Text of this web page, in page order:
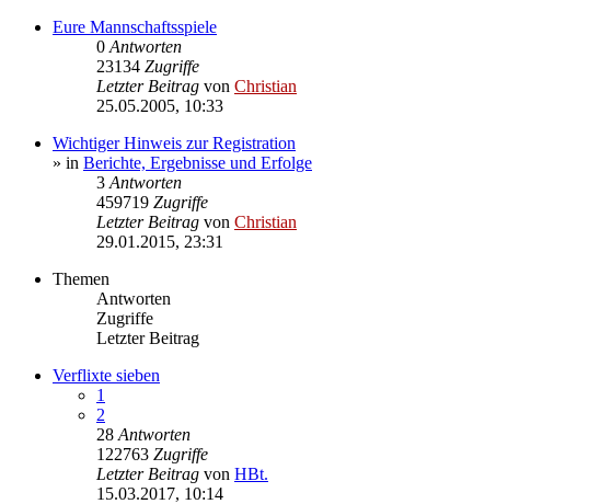
Eure Mannschaftsspiele
0 Antworten
23134 Zugriffe
Letzter Beitrag von Christian
25.05.2005, 10:33
Wichtiger Hinweis zur Registration
» in Berichte, Ergebnisse und Erfolge
3 Antworten
459719 Zugriffe
Letzter Beitrag von Christian
29.01.2015, 23:31
Themen
Antworten
Zugriffe
Letzter Beitrag
Verflixte sieben
1
2
28 Antworten
122763 Zugriffe
Letzter Beitrag von HBt.
15.03.2017, 10:14